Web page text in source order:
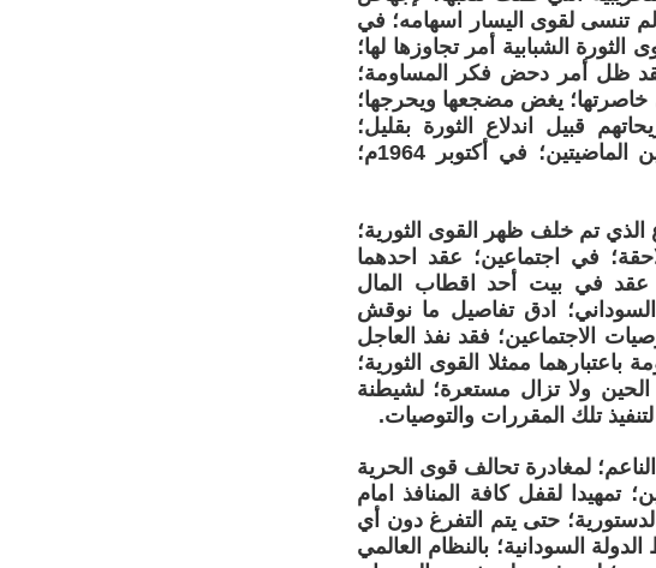
لم تنسى لقوى اليسار اسهامه؛ في
الشبابية أمر تجاوزها لها؛
فقد ظل أمر دحض فكر المساومة؛
يغض مضجعها ويحرجها؛
قبيل اندلاع الثورة بقليل؛
باستحالة قيام ثورة شعبية ثالثة؛ على قرار الثورتين الشعبيتين الماضيتين؛ في أكتوبر 1964م؛
الذي تم خلف ظهر القوى الثورية؛
في اجتماعين؛ عقد احدهما
عقد في بيت أحد اقطاب المال
السوداني؛ ادق تفاصيل ما نوقش
الاجتماعين؛ فقد نفذ العاجل
ممثلا القوى الثورية؛
الحين ولا تزال مستعرة؛ لشيطنة
تلك المقررات والتوصيات.
لمغادرة تحالف قوى الحرية
تمهيدا لقفل كافة المنافذ امام
حتى يتم التفرغ دون أي
السودانية؛ بالنظام العالمي